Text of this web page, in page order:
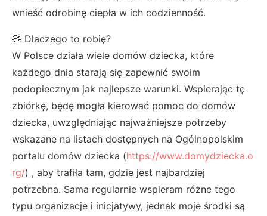
wnieść odrobinę ciepła w ich codzienność.
🧸 Dlaczego to robię?
W Polsce działa wiele domów dziecka, które
każdego dnia starają się zapewnić swoim
podopiecznym jak najlepsze warunki. Wspierając tę
zbiórkę, będę mogła kierować pomoc do domów
dziecka, uwzględniając najważniejsze potrzeby
wskazane na listach dostępnych na Ogólnopolskim
portalu domów dziecka (https://www.domydziecka.o
rg/) , aby trafiła tam, gdzie jest najbardziej
potrzebna. Sama regularnie wspieram różne tego
typu organizacje i inicjatywy, jednak moje środki są